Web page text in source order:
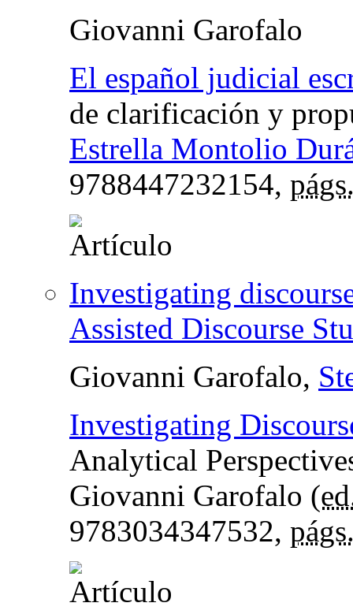
Giovanni Garofalo
El español judicial
de clarificación y
Estrella Montolio
9788447232154,
Investigating
Assisted Discourse
Giovanni Garofalo,
Investigating
Analytical
Giovanni Garofalo (
9783034347532,